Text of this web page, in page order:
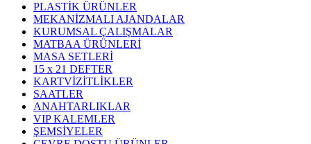
PLASTİK ÜRÜNLER
MEKANİZMALI AJANDALAR
KURUMSAL ÇALIŞMALAR
MATBAA ÜRÜNLERİ
MASA SETLERİ
15 x 21 DEFTER
KARTVİZİTLİKLER
SAATLER
ANAHTARLIKLAR
VIP KALEMLER
ŞEMSİYELER